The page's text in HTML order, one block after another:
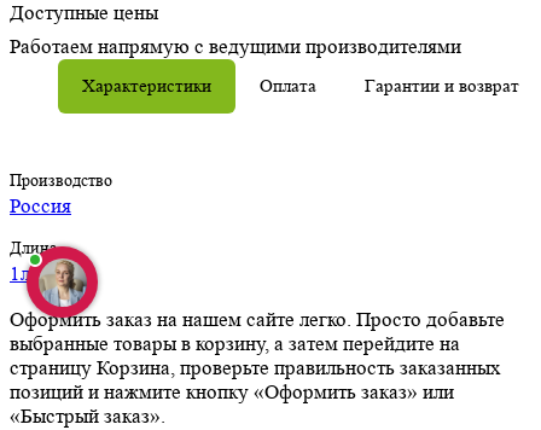
Доступные цены
Работаем напрямую с ведущими производителями
Характеристики Оплата Гарантии и возврат
Производство
Россия
Длина
1л
Оформить заказ на нашем сайте легко. Просто добавьте
выбранные товары в корзину, а затем перейдите на
страницу Корзина, проверьте правильность заказанных
позиций и нажмите кнопку «Оформить заказ» или
«Быстрый заказ».